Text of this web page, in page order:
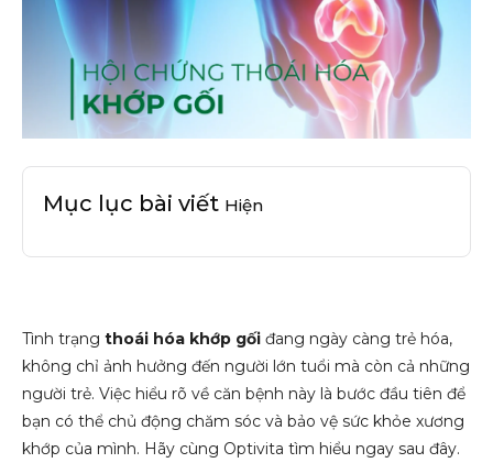
Mục lục bài viết Hiện
Tình trạng thoái hóa khớp gối đang ngày càng trẻ hóa,
không chỉ ảnh hưởng đến người lớn tuổi mà còn cả những
người trẻ. Việc hiểu rõ về căn bệnh này là bước đầu tiên để
bạn có thể chủ động chăm sóc và bảo vệ sức khỏe xương
khớp của mình. Hãy cùng Optivita tìm hiểu ngay sau đây.